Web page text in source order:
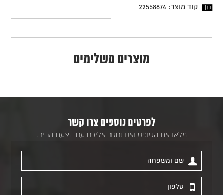
קוד מוצר: 22558874
מוצרים משלימים
לפרטים נוספים צרו קשר
מלאו את הטופס ואנו נחזור אליכם עם הצעת מחיר.